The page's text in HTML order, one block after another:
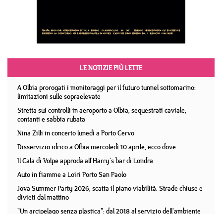
LE NOTIZIE PIÙ LETTE
A Olbia prorogati i monitoraggi per il futuro tunnel sottomarino:
limitazioni sulle sopraelevate
Stretta sui controlli in aeroporto a Olbia, sequestrati caviale,
contanti e sabbia rubata
Nina Zilli in concerto lunedì a Porto Cervo
Disservizio idrico a Olbia mercoledì 10 aprile, ecco dove
Il Cala di Volpe approda all'Harry's bar di Londra
Auto in fiamme a Loiri Porto San Paolo
Jova Summer Party 2026, scatta il piano viabilità. Strade chiuse e
divieti dal mattino
"Un arcipelago senza plastica": dal 2018 al servizio dell'ambiente